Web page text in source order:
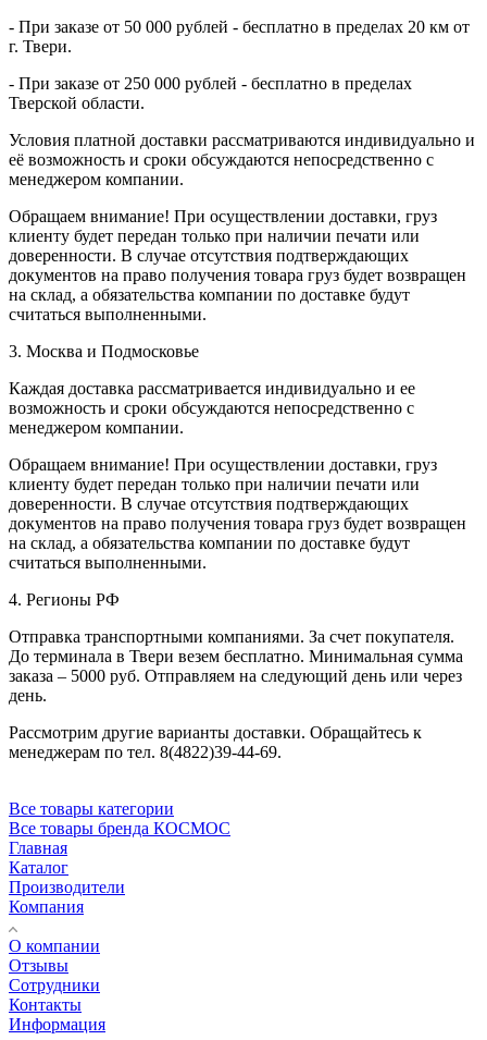
- При заказе от 50 000 рублей - бесплатно в пределах 20 км от
г. Твери.
- При заказе от 250 000 рублей - бесплатно в пределах
Тверской области.
Условия платной доставки рассматриваются индивидуально и
её возможность и сроки обсуждаются непосредственно с
менеджером компании.
Обращаем внимание! При осуществлении доставки, груз
клиенту будет передан только при наличии печати или
доверенности. В случае отсутствия подтверждающих
документов на право получения товара груз будет возвращен
на склад, а обязательства компании по доставке будут
считаться выполненными.
3. Москва и Подмосковье
Каждая доставка рассматривается индивидуально и ее
возможность и сроки обсуждаются непосредственно с
менеджером компании.
Обращаем внимание! При осуществлении доставки, груз
клиенту будет передан только при наличии печати или
доверенности. В случае отсутствия подтверждающих
документов на право получения товара груз будет возвращен
на склад, а обязательства компании по доставке будут
считаться выполненными.
4. Регионы РФ
Отправка транспортными компаниями. За счет покупателя.
До терминала в Твери везем бесплатно. Минимальная сумма
заказа – 5000 руб. Отправляем на следующий день или через
день.
Рассмотрим другие варианты доставки. Обращайтесь к
менеджерам по тел. 8(4822)39-44-69.
Все товары категории
Все товары бренда КОСМОС
Главная
Каталог
Производители
Компания
О компании
Отзывы
Сотрудники
Контакты
Информация